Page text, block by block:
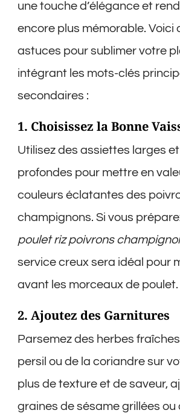
une touche d’élégance et
encore plus mémorable. Voici
astuces pour sublimer votre
intégrant les mots-clés
secondaires :
1. Choisissez la Bonne
Utilisez des assiettes larges
profondes pour mettre en
couleurs éclatantes des
champignons. Si vous
poulet riz poivrons
service creux sera idéal pour
avant les morceaux de poulet.
2. Ajoutez des Garnitures
Parsemez des herbes
persil ou de la coriandre sur
plus de texture et de saveur,
graines de sésame grillées ou